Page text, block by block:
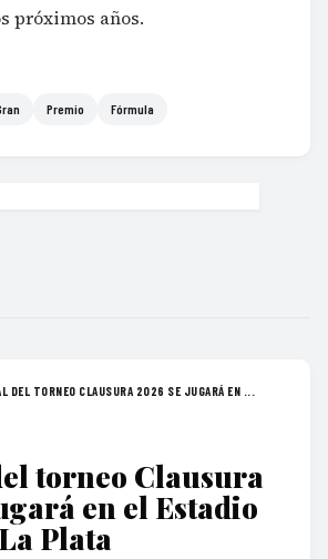
próximos años.
Premio Fórmula
DEL TORNEO CLAUSURA 2026 SE JUGARÁ EN ...
torneo Clausura
en el Estadio
Plata